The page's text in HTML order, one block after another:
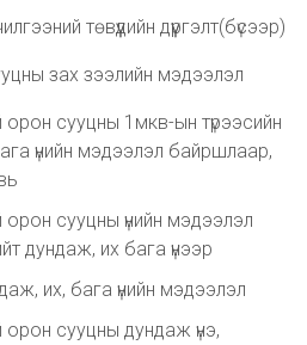
төвүүдийн дүүргэлт(бүсээр)
зах зээлийн мэдээлэл
орон сууцны 1мкв-ын түрээсийн
үнийн мэдээлэл байршлаар,
орон сууцны үнийн мэдээлэл
дундаж, их бага үнээр
их, бага үнийн мэдээлэл
орон сууцны дундаж үнэ,